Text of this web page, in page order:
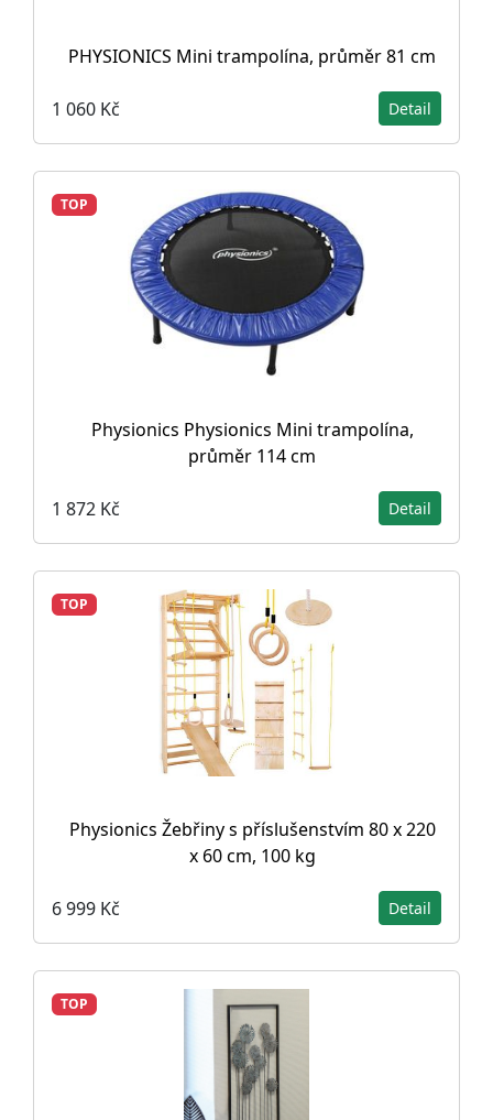
PHYSIONICS Mini trampolína, průměr 81 cm
1 060 Kč Detail
TOP
Physionics Physionics Mini trampolína,
průměr 114 cm
1 872 Kč Detail
TOP
Physionics Žebřiny s příslušenstvím 80 x 220
x 60 cm, 100 kg
6 999 Kč Detail
TOP